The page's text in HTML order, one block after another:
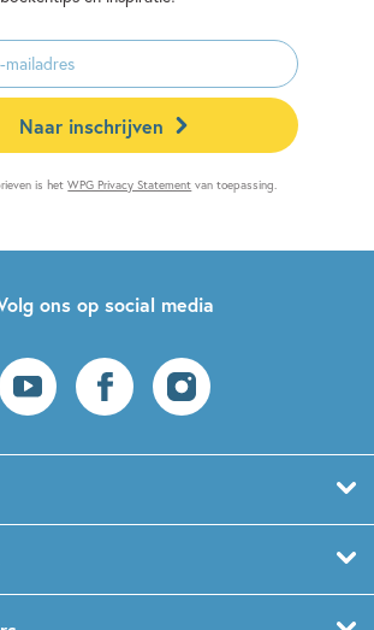
Naar inschrijven
is hetWPG Privacy Statement van toepassing.
ons op social media